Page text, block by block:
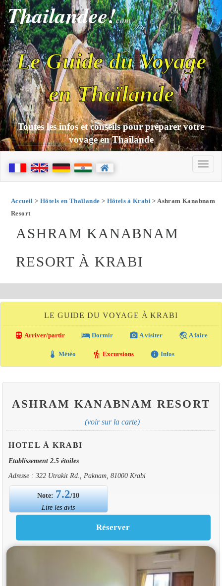
Thailandee!com
Le Guide du Voyage
en Thaïlande
Toutes les infos et conseils pour préparer votre
voyage en Thaïlande
Accueil > Hôtels en Thaïlande > Hôtels à Krabi > Ashram Kanabnam
Resort
ASHRAM KANABNAM
RESORT À KRABI
LE GUIDE DU VOYAGE À KRABI
directions_transit Arriver/partir local_hotel Dormir photo_camera A visiter travel_explore A faire
thermostat Météo hiking Excursions info Infos
ASHRAM KANABNAM RESORT
(voir sur la carte)
HOTEL À KRABI
Etablissement 2.5 étoiles
Adresse : 322 Utrakit Rd., Paknam, 81000 Krabi
Note: 7.2/10
Lire les avis